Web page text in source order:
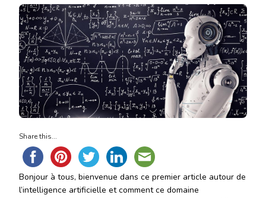
Share this...
Bonjour à tous, bienvenue dans ce premier article autour de
l’intelligence artificielle et comment ce domaine